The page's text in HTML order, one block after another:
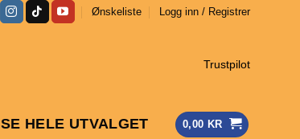
Ønskeliste Logg inn / Registrer
Trustpilot
SE HELE UTVALGET 0,00 KR